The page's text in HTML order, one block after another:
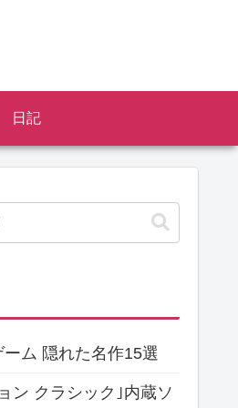
日記
ム 隠れた名作15選
ン クラシック｣内蔵ソ